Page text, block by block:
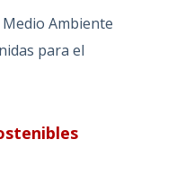
Ambiente
para el